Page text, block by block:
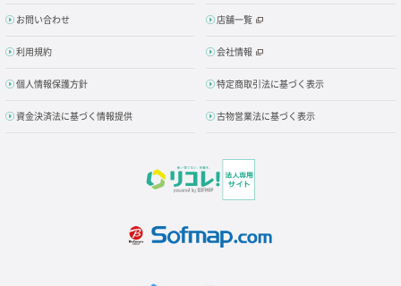
お問い合わせ 店舗一覧
利用規約 会社情報
個人情報保護方針 特定商取引法に基づく表示
資金決済法に基づく情報提供 古物営業法に基づく表示